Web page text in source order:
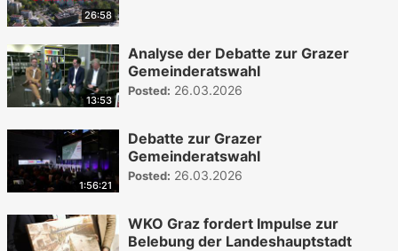
26:58
13:53
Analyse der Debatte zur Grazer
Gemeinderatswahl
Posted: 26.03.2026
1:56:21
Debatte zur Grazer
Gemeinderatswahl
Posted: 26.03.2026
WKO Graz fordert Impulse zur
Belebung der Landeshauptstadt